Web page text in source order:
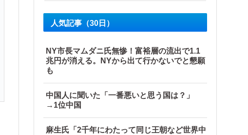
人気記事（30日）
NY市長マムダニ氏無惨！富裕層の流出で1.1
兆円が消える。NYから出て行かないでと懇願
も
中国人に聞いた「一番悪いと思う国は？」
→1位中国
麻生氏「2千年にわたって同じ王朝など世界中